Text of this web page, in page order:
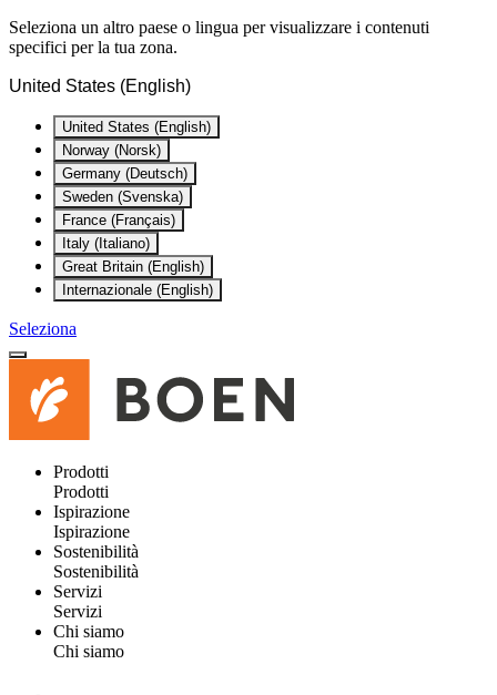
Seleziona un altro paese o lingua per visualizzare i contenuti
specifici per la tua zona.
United States (English)
United States (English)
Norway (Norsk)
Germany (Deutsch)
Sweden (Svenska)
France (Français)
Italy (Italiano)
Great Britain (English)
Internazionale (English)
Seleziona
Prodotti
Prodotti
Ispirazione
Ispirazione
Sostenibilità
Sostenibilità
Servizi
Servizi
Chi siamo
Chi siamo